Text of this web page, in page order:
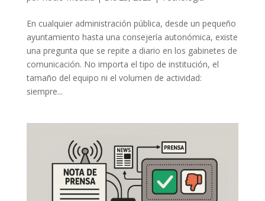
En cualquier administración pública, desde un pequeño
ayuntamiento hasta una consejería autonómica, existe
una pregunta que se repite a diario en los gabinetes de
comunicación. No importa el tipo de institución, el
tamaño del equipo ni el volumen de actividad:
siempre...